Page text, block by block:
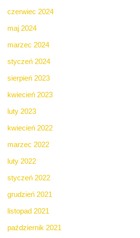
czerwiec 2024
maj 2024
marzec 2024
styczeń 2024
sierpień 2023
kwiecień 2023
luty 2023
kwiecień 2022
marzec 2022
luty 2022
styczeń 2022
grudzień 2021
listopad 2021
październik 2021